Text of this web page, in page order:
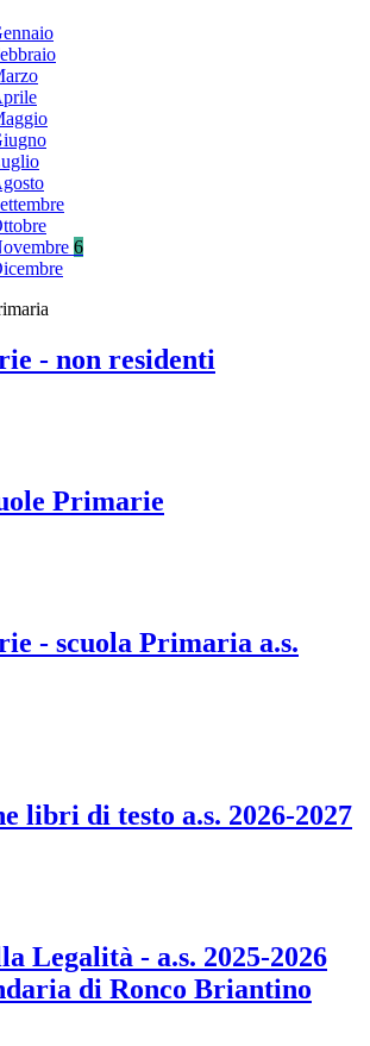
6
- non residenti
Primarie
- scuola Primaria a.s.
libri di testo a.s. 2026-2027
Legalità - a.s. 2025-2026
di Ronco Briantino